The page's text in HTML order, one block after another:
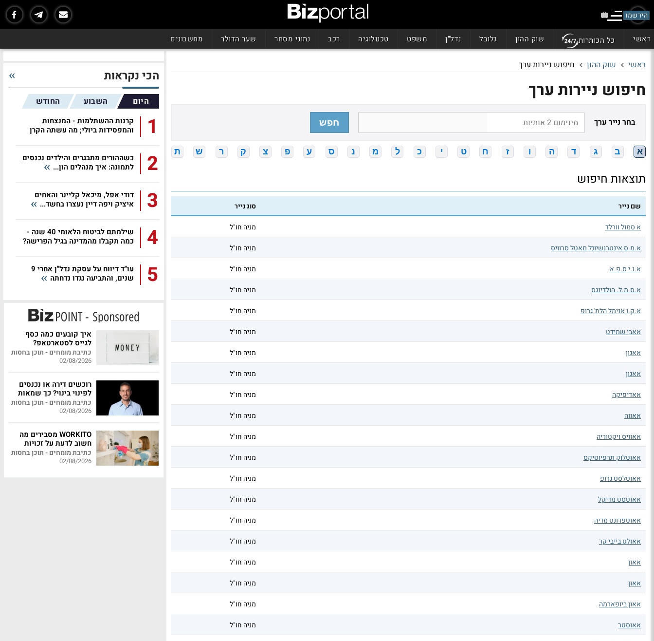
הירשמו
ראשי כל הכותרות שוק ההון גלובל נדל"ן משפט טכנולוגיה רכב נתוני מסחר שער הדולר מחשבונים
ראשי שוק ההון חיפוש ניירות ערך
חיפוש ניירות ערך
בחר נייר ערך חפש
א ב ג ד ה ו ז ח ט י כ ל מ נ ס ע פ צ ק ר ש ת
תוצאות חיפוש
שם נייר סוג נייר
א סמול וורלד מניה חו"ל
א.מ.ס אינטרנשיונל מאטל סרוויס מניה חו"ל
א.נ.י ס.פ.א מניה חו"ל
א.ס.מ.ל. הולדינגס מניה חו"ל
א.ק.ו אנימל הלת' גרופ מניה חו"ל
אאבי שמידט מניה חו"ל
אאגון מניה חו"ל
אאגון מניה חו"ל
אאדיפיקה מניה חו"ל
אאווה מניה חו"ל
אאוויס ויקטוריה מניה חו"ל
אאוטלוק תרפיוטיקס מניה חו"ל
אאוטלסט גרופ מניה חו"ל
אאוטסט מדיקל מניה חו"ל
אאוטפרונט מדיה מניה חו"ל
אאולט בייבי קר מניה חו"ל
אאון מניה חו"ל
אאון מניה חו"ל
אאון ביופארמה מניה חו"ל
אאוסטר מניה חו"ל
הכי נקראות
היום השבוע החודש
1
קרנות ההשתלמות - המנצחות
והמפסידות ביולי; מה עשתה הקרן
2
כשההורים מתבגרים והילדים נכנסים
לתמונה: איך מנהלים הון...
3
דודי אפל, מיכאל קליינר והאחים
איציק ויפה דיין נעצרו בחשד...
4
שילמתם לביטוח הלאומי 40 שנה -
כמה תקבלו מהמדינה בגיל הפרישה?
5
עו"ד דיווח על עסקת נדל"ן אחרי 9
שנים, והתביעה נגדו נדחתה
איך קובעים כמה כסף
לגייס לסטארטאפ?
כתיבת מומחים - תוכן בחסות
02/08/2026
רוכשים דירה או נכנסים
לפינוי בינוי? כך שמאות
מקצועית יכולה לחסוך
לכם מאות אלפי שקלים
כתיבת מומחים - תוכן בחסות
02/08/2026
WORKITO מסבירים מה
חשוב לדעת על זכויות
עובדי משק בית
כתיבת מומחים - תוכן בחסות
02/08/2026